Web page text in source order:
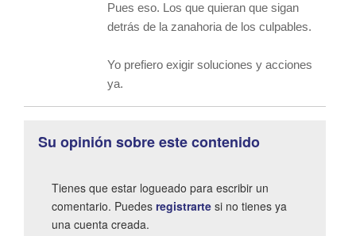
Pues eso. Los que quieran que sigan
detrás de la zanahoria de los culpables.
Yo prefiero exigir soluciones y acciones
ya.
Su opinión sobre este contenido
Tienes que estar logueado para escribir un
comentario. Puedes registrarte si no tienes ya
una cuenta creada.